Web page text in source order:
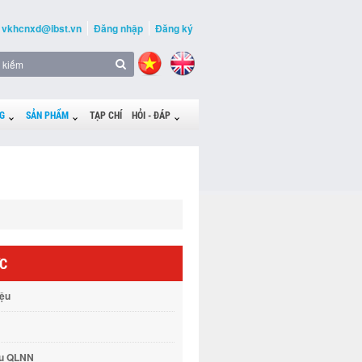
vkhcnxd@ibst.vn Đăng nhập Đăng ký
SẢN PHẨM TẠP CHÍ HỎI - ĐÁP
QLNN